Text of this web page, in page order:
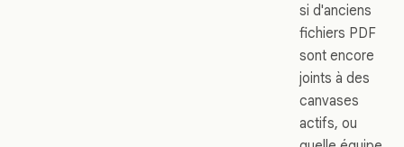
si d'anciens
fichiers PDF
sont encore
joints à des
canvases
actifs, ou